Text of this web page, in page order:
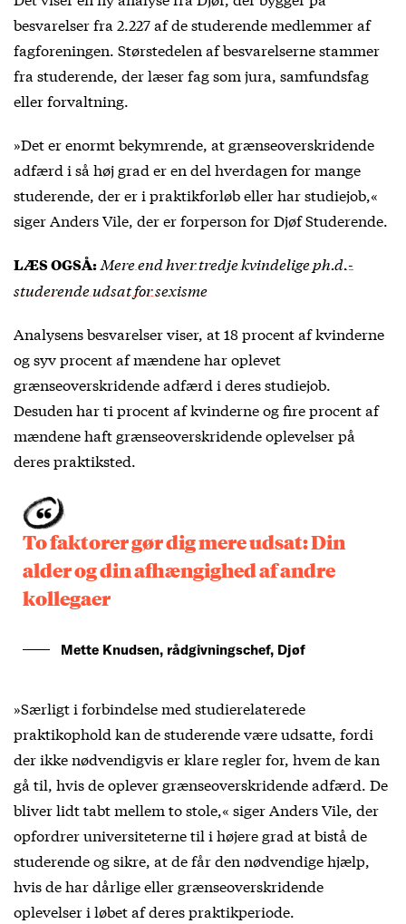
besvarelser fra 2.227 af de studerende medlemmer af
fagforeningen. Størstedelen af besvarelserne stammer
fra studerende, der læser fag som jura, samfundsfag
eller forvaltning.
»Det er enormt bekymrende, at grænseoverskridende
adfærd i så høj grad er en del hverdagen for mange
studerende, der er i praktikforløb eller har studiejob,«
siger Anders Vile, der er forperson for Djøf Studerende.
LÆS OGSÅ:Mere end hver tredje kvindelige ph.d.-
studerende udsat for sexisme
Analysens besvarelser viser, at 18 procent af kvinderne
og syv procent af mændene har oplevet
grænseoverskridende adfærd i deres studiejob.
Desuden har ti procent af kvinderne og fire procent af
mændene haft grænseoverskridende oplevelser på
deres praktiksted.
To faktorer gør dig mere udsat: Din
alder og din afhængighed af andre
kollegaer
Mette Knudsen, rådgivningschef, Djøf
»Særligt i forbindelse med studierelaterede
praktikophold kan de studerende være udsatte, fordi
der ikke nødvendigvis er klare regler for, hvem de kan
gå til, hvis de oplever grænseoverskridende adfærd. De
bliver lidt tabt mellem to stole,« siger Anders Vile, der
opfordrer universiteterne til i højere grad at bistå de
studerende og sikre, at de får den nødvendige hjælp,
hvis de har dårlige eller grænseoverskridende
oplevelser i løbet af deres praktikperiode.